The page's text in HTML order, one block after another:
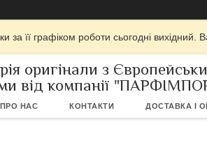
її графіком роботи сьогодні
оригінали з
від компанії
ПРО НАС КОНТАКТИ ДОСТАВКА І